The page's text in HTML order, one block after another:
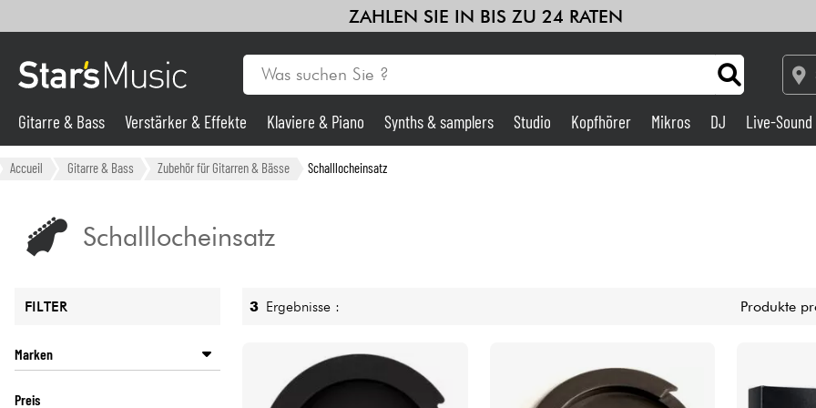
ZAHLEN SIE IN BIS ZU 24 RATEN
Gitarre & Bass
Violinen & Quartett
Gitarre & Bass Verstärker & Effekte Klaviere & Piano Synths & samplers Studio Kopfhörer Mikros DJ Live-Sound
Accueil Gitarre & Bass Zubehör für Gitarren & Bässe Schalllocheinsatz
Schalllocheinsatz
FILTER
Marken
Preis
3 Ergebnisse : Produkte